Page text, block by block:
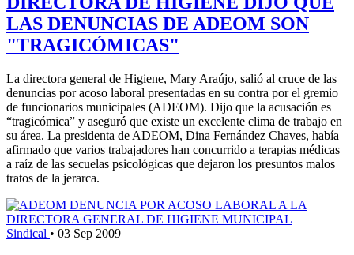
LAS DENUNCIAS DE ADEOM SON
"TRAGICÓMICAS"
La directora general de Higiene, Mary Araújo, salió al cruce de las
denuncias por acoso laboral presentadas en su contra por el gremio
de funcionarios municipales (ADEOM). Dijo que la acusación es
“tragicómica” y aseguró que existe un excelente clima de trabajo en
su área. La presidenta de ADEOM, Dina Fernández Chaves, había
afirmado que varios trabajadores han concurrido a terapias médicas
a raíz de las secuelas psicológicas que dejaron los presuntos malos
tratos de la jerarca.
Sindical • 03 Sep 2009